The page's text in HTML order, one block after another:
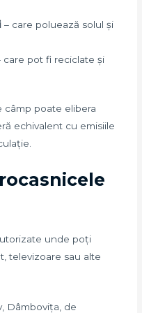
– care poluează solul și
care pot fi reciclate și
câmp poate elibera
echivalent cu emisiile
unde poți
televizoare sau alte
Dâmbovița, de